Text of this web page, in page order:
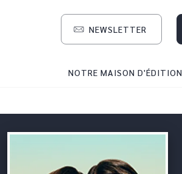
NEWSLETTER
NOTRE MAISON D'ÉDITION